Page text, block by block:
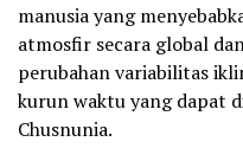
manusia yang
atmosfir secara global
perubahan variabilitas
kurun waktu yang dapat
Chusnunia.